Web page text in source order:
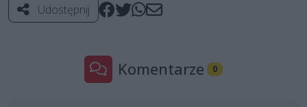
Udostępnij
Komentarze 0